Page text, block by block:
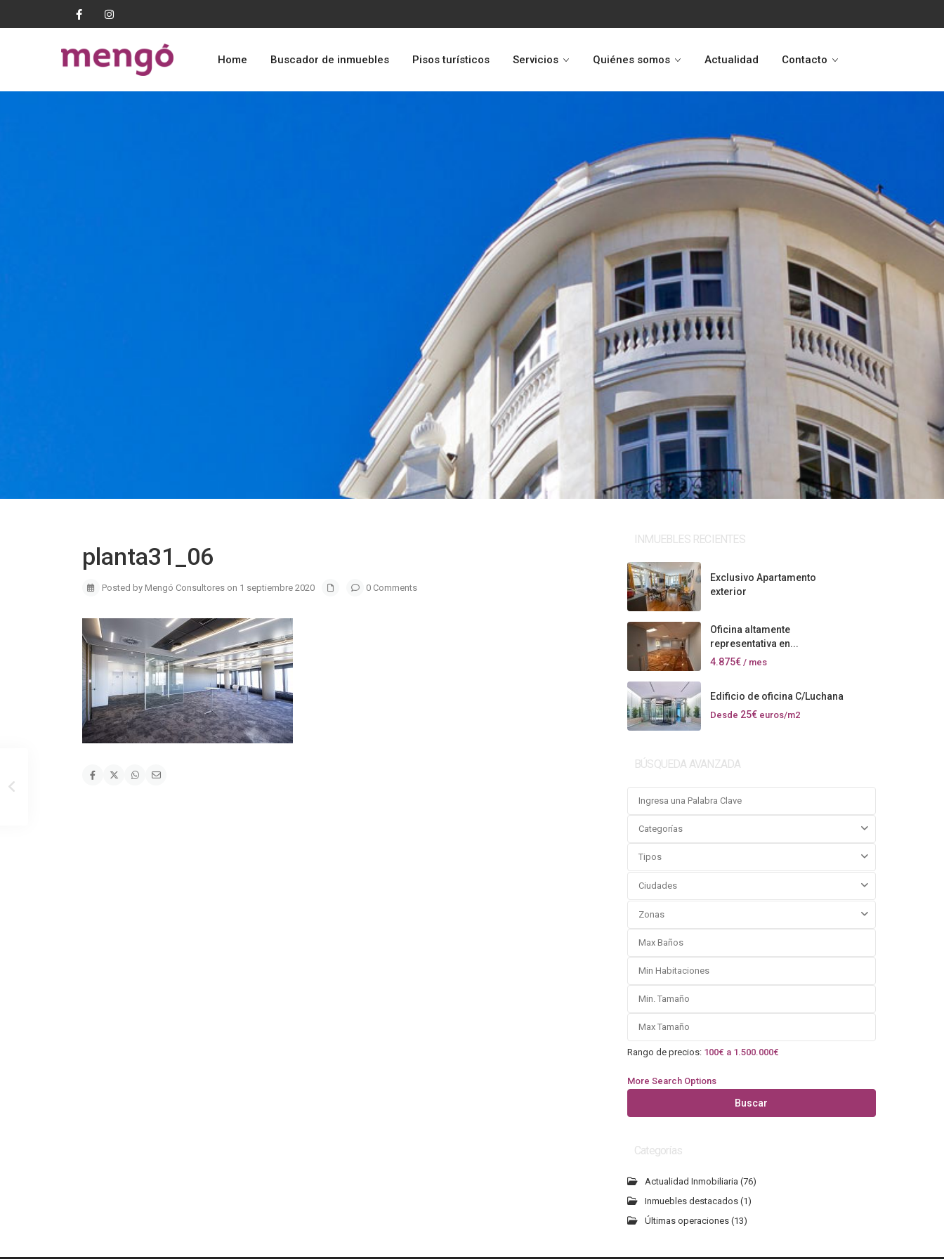
Home Buscador de inmuebles Pisos turísticos Servicios Quiénes somos Actualidad Contacto
planta31_06
Posted by Mengó Consultores on 1 septiembre 2020 0 Comments
INMUEBLES RECIENTES
Exclusivo Apartamento
exterior
Oficina altamente
representativa en...
4.875€ / mes
Edificio de oficina C/Luchana
Desde 25€ euros/m2
BÚSQUEDA AVANZADA
Categorías
Tipos
Ciudades
Zonas
Rango de precios: 100€ a 1.500.000€
More Search Options
Buscar
Categorías
Actualidad Inmobiliaria (76)
Inmuebles destacados (1)
Últimas operaciones (13)